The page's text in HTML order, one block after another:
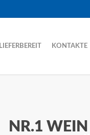
LIEFERBEREIT KONTAKTE
NR.1